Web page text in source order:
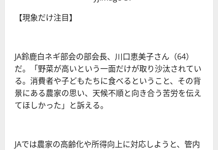
【現象だけ注目】
JA鈴鹿白ネギ部会の部会長、川口恵美子さん（64）
だ。「野菜が高いという一面だけが取り沙汰されてい
る。消費者や子どもたちに食べるということ、その背
景にある農家の思い、天候不順と向き合う苦労を伝え
てほしかった」と訴える。
JAでは農家の高齢化や所得向上に対応しようと、管内